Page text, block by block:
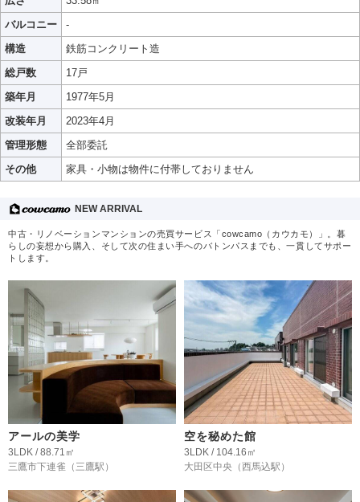
バルコニー
-
構造
鉄筋コンクリート造
総戸数
17戸
築年月
1977年5月
改装年月
2023年4月
管理形態
全部委託
その他
家具・小物は物件に付帯しておりません
NEW ARRIVAL
中古・リノベーションマンションの売買サービス「cowcamo（カウカモ）」。暮
らしの妄想から購入、そして次の住まい手へのバトンパスまでも、一貫してサポー
トします。
アールの美学
3LDK / 88.71㎡
三鷹市下連雀 （三鷹駅）
空を秘めた館
3LDK / 104.16㎡
大田区中央 （西馬込駅）